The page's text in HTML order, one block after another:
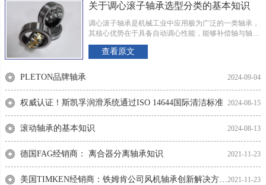
关于调心滚子轴承选型分类的基本知识
调心滚子轴承是机械工业中应用极为广泛的一类轴承，
其核心优势在于具备自动调心性能，能够补偿轴与轴承
座之间的角度偏差或轴的弯曲变形，同时具有极高的径
向承载能力和抗冲击能力。以…
查看原文
PLETON品牌轴承 2024-09-04
权威认证！斯凯孚润滑系统通过ISO 14644国际清洁标准 2024-08-15
滚动轴承的基本知识 2024-08-13
德国FAG经销商： 离合器分离轴承知识 2021-11-23
美国TIMKEN经销商：铁姆肯公司风机轴承创新解决方案荣获权威大奖 “R&amp;D 100” 2021-11-23